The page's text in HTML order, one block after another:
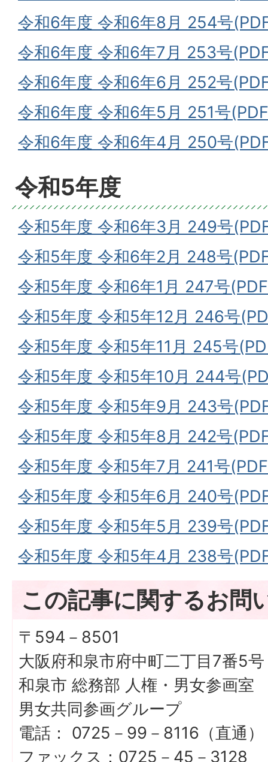
令和6年度 令和6年8月 254号
令和6年度 令和6年7月 253号
令和6年度 令和6年6月 252号
令和6年度 令和6年5月 251号
令和6年度 令和6年4月 250号
令和5年度
令和5年度 令和6年3月 249号
令和5年度 令和6年2月 248号
令和5年度 令和6年1月 247号
令和5年度 令和5年12月 246号
令和5年度 令和5年11月 245号
令和5年度 令和5年10月 244号
令和5年度 令和5年9月 243号
令和5年度 令和5年8月 242号
令和5年度 令和5年7月 241号
令和5年度 令和5年6月 240号
令和5年度 令和5年5月 239号
令和5年度 令和5年4月 238号
この記事に関するお問
〒594－8501
大阪府和泉市府中町二丁目7番5号
和泉市 総務部 人権・男女参画
男女共同参画グループ
電話： 0725－99－8116（直通）
ファックス：0725－45－3128